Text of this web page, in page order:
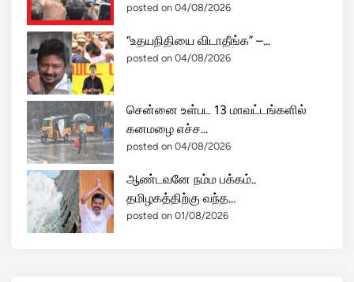
posted on 04/08/2026
“உதயநிதியை விடாதீங்க” –...
posted on 04/08/2026
சென்னை உள்பட 13 மாவட்டங்களில்
கனமழை எச்ச...
posted on 04/08/2026
ஆண்டவனே நம்ம பக்கம்..
தமிழகத்திற்கு வந்த...
posted on 01/08/2026